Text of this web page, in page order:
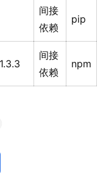
间接
依赖
pip
1.3.3
间接
依赖
npm